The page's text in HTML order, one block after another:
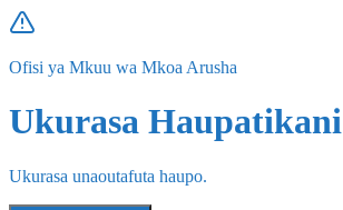
Ofisi ya Mkuu wa Mkoa Arusha
Ukurasa Haupatikani
Ukurasa unaoutafuta haupo.